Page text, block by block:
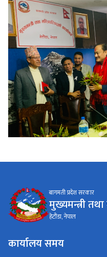
बागमती प्रदेश सरकार
मुख्यमन्त्री
हेटौंडा, नेपाल
कार्यालय समय